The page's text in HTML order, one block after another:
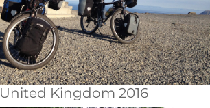
United Kingdom 2016